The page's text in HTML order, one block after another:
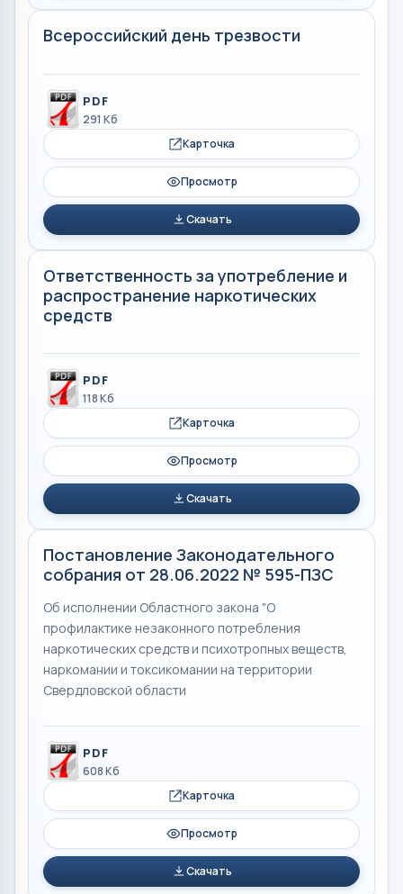
Всероссийский день трезвости
PDF
291 Кб
Карточка
Просмотр
Скачать
Ответственность за употребление и
распространение наркотических
средств
PDF
118 Кб
Карточка
Просмотр
Скачать
Постановление Законодательного
собрания от 28.06.2022 № 595-ПЗС
Об исполнении Областного закона "О
профилактике незаконного потребления
наркотических средств и психотропных веществ,
наркомании и токсикомании на территории
Свердловской области
PDF
608 Кб
Карточка
Просмотр
Скачать